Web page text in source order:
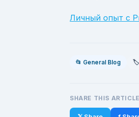
Личный опыт с
📂 General Blog 🏷️
SHARE THIS ARTICLE